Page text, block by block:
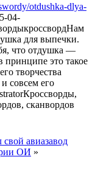
otdushka-dlya-
04-
кроссвордНам
для выпечки.
что отдушка —
принципе это такое
творчества
совсем его
Кроссворды,
авиазавод
ОИ »